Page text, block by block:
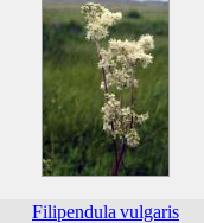
Filipendula vulgaris